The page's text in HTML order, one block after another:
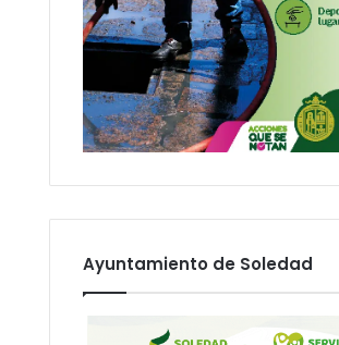
Ayuntamiento de Soledad